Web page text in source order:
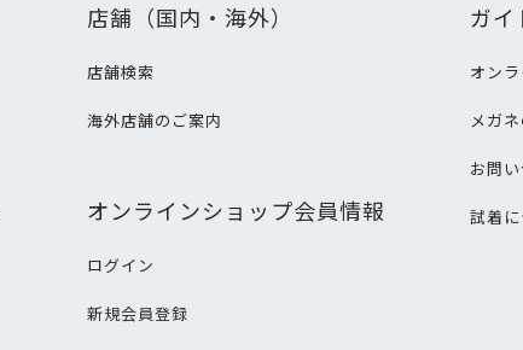
店舗（国内・海外）
店舗検索
海外店舗のご案内
オンラインショップ会員情報
ログイン
新規会員登録
ガイ
オン
メガ
お問
試着